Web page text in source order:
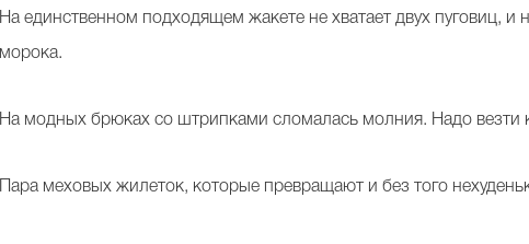
На единственном подходящем жакете не хватает двух пуговиц, и
морока.
На модных брюках со штрипками сломалась молния. Надо везти
Пара меховых жилеток, которые превращают и без того